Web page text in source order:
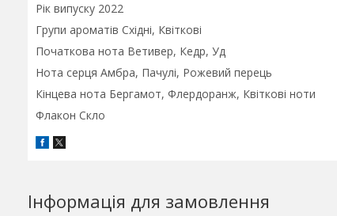
Рік випуску 2022
Групи ароматів Східні, Квіткові
Початкова нота Ветивер, Кедр, Уд
Нота серця Амбра, Пачулі, Рожевий перець
Кінцева нота Бергамот, Флердоранж, Квіткові ноти
Флакон Скло
Інформація для замовлення